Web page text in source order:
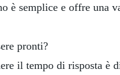
è semplice e offre una
pronti?
il tempo di risposta è